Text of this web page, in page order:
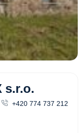
s.r.o.
+420 774 737 212